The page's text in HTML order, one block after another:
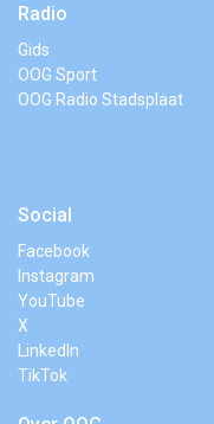
Radio
Gids
OOG Sport
OOG Radio Stadsplaat
Social
Facebook
Instagram
YouTube
X
LinkedIn
TikTok